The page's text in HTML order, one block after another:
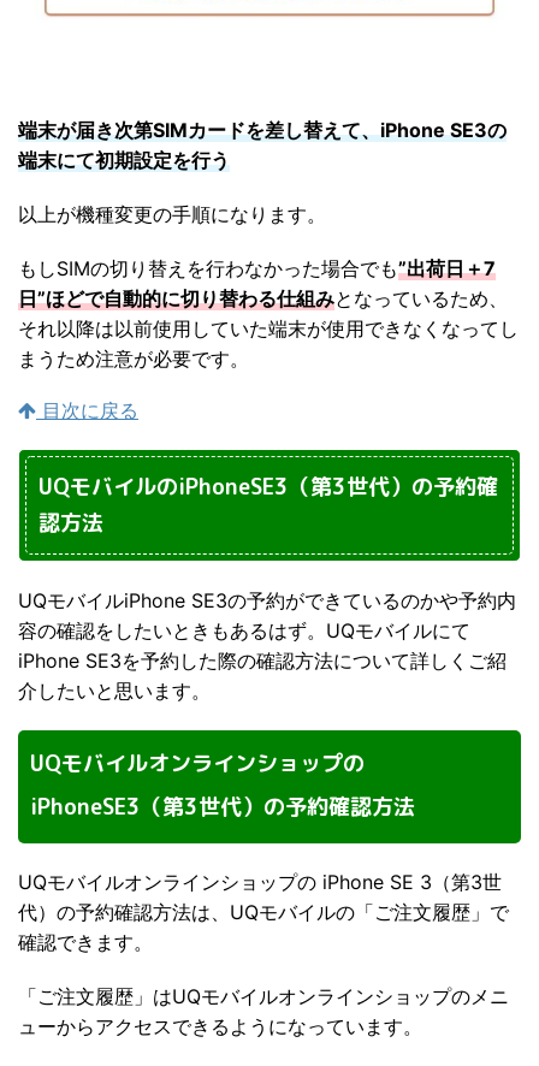
端末が届き次第SIMカードを差し替えて、iPhone SE3の
端末にて初期設定を行う
以上が機種変更の手順になります。
もしSIMの切り替えを行わなかった場合でも”出荷日＋7
日”ほどで自動的に切り替わる仕組みとなっているため、
それ以降は以前使用していた端末が使用できなくなってし
まうため注意が必要です。
目次に戻る
UQモバイルのiPhoneSE3（第3世代）の予約確
認方法
UQモバイルiPhone SE3の予約ができているのかや予約内
容の確認をしたいときもあるはず。UQモバイルにて
iPhone SE3を予約した際の確認方法について詳しくご紹
介したいと思います。
UQモバイルオンラインショップの
iPhoneSE3（第3世代）の予約確認方法
UQモバイルオンラインショップの iPhone SE 3（第3世
代）の予約確認方法は、UQモバイルの「ご注文履歴」で
確認できます。
「ご注文履歴」はUQモバイルオンラインショップのメニ
ューからアクセスできるようになっています。